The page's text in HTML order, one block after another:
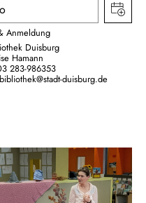
Anmeldung
Duisburg
Hamann
283-986353
duisburg.de